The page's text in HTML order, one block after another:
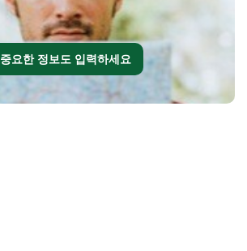
중요한 정보도 입력하세요